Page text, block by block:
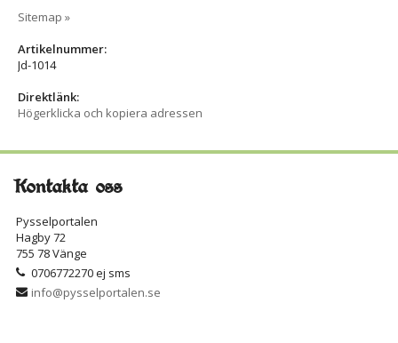
Sitemap »
Artikelnummer:
Jd-1014
Direktlänk:
Högerklicka och kopiera adressen
Kontakta oss
Pysselportalen
Hagby 72
755 78 Vänge
0706772270 ej sms
info@pysselportalen.se